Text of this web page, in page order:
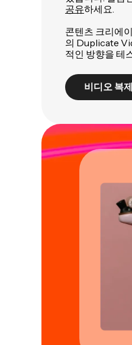
공유하세요.
콘텐츠 크리에
의 Duplicate
적인 방향을 테
비디오 복